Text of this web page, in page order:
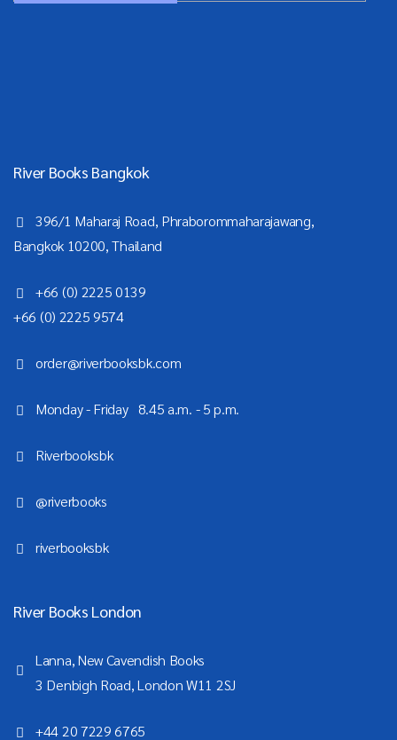
River Books Bangkok
396/1 Maharaj Road, Phraborommaharajawang,
Bangkok 10200, Thailand
+66 (0) 2225 0139
+66 (0) 2225 9574
order@riverbooksbk.com
Monday - Friday 8.45 a.m. - 5 p.m.
Riverbooksbk
@riverbooks
riverbooksbk
River Books London
Lanna, New Cavendish Books
3 Denbigh Road, London W11 2SJ
+44 20 7229 6765